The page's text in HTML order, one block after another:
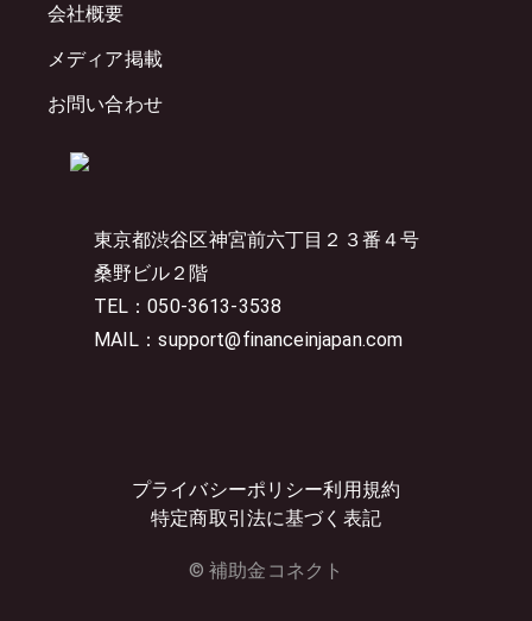
東京都渋谷区神宮前六丁目２３番４号
桑野ビル２階
TEL：050-3613-3538
MAIL：support@financeinjapan.com
プライバシーポリシー利用規約
特定商取引法に基づく表記
© 補助金コネクト
会社概要
メディア掲載
お問い合わせ